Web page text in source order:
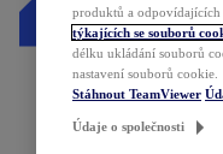
produktů a odpovídajících
týkajících se souborů
délku ukládání souborů
nastavení souborů cookie.
Stáhnout TeamViewer
Údaje o společnosti